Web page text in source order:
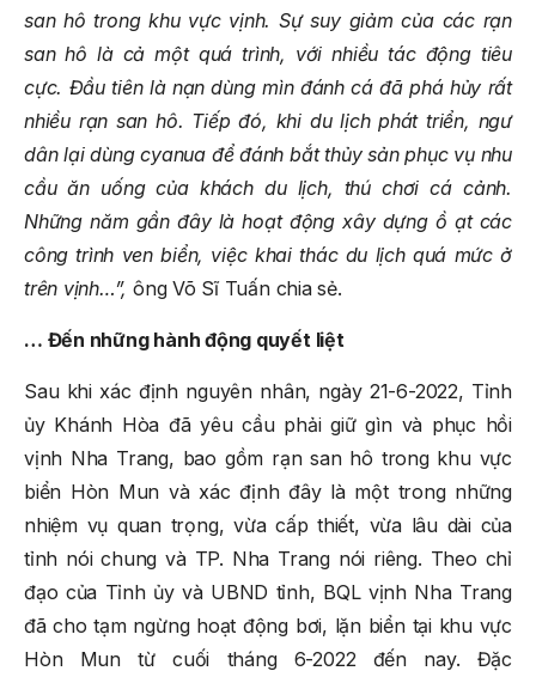
san hô trong khu vực vịnh. Sự suy giảm của các rạn
san hô là cả một quá trình, với nhiều tác động tiêu
cực. Đầu tiên là nạn dùng mìn đánh cá đã phá hủy rất
nhiều rạn san hô. Tiếp đó, khi du lịch phát triển, ngư
dân lại dùng cyanua để đánh bắt thủy sản phục vụ nhu
cầu ăn uống của khách du lịch, thú chơi cá cảnh.
Những năm gần đây là hoạt động xây dựng ồ ạt các
công trình ven biển, việc khai thác du lịch quá mức ở
trên vịnh…”, ông Võ Sĩ Tuấn chia sẻ.
… Đến những hành động quyết liệt
Sau khi xác định nguyên nhân, ngày 21-6-2022, Tỉnh
ủy Khánh Hòa đã yêu cầu phải giữ gìn và phục hồi
vịnh Nha Trang, bao gồm rạn san hô trong khu vực
biển Hòn Mun và xác định đây là một trong những
nhiệm vụ quan trọng, vừa cấp thiết, vừa lâu dài của
tỉnh nói chung và TP. Nha Trang nói riêng. Theo chỉ
đạo của Tỉnh ủy và UBND tỉnh, BQL vịnh Nha Trang
đã cho tạm ngừng hoạt động bơi, lặn biển tại khu vực
Hòn Mun từ cuối tháng 6-2022 đến nay. Đặc